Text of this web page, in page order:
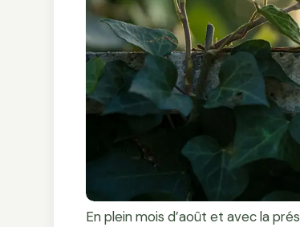
En plein mois d’août et avec la